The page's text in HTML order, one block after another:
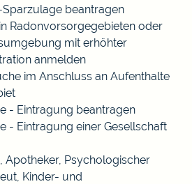
beantragen
Radonvorsorgegebieten oder
mit erhöhter
anmelden
im Anschluss an Aufenthalte
- Eintragung beantragen
- Eintragung einer Gesellschaft
Apotheker, Psychologischer
Kinder- und